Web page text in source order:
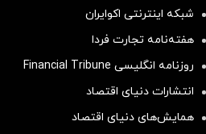
شبکه اینترنتی اکوایران
هفته‌نامه تجارت فردا
روزنامه انگلیسی Financial Tribune
انتشارات دنیای اقتصاد
همایش‌های دنیای اقتصاد